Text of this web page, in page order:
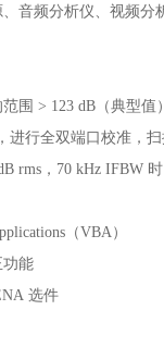
音频分析仪、视频分
围 > 123 dB（典型值）
进行全双端口校准，
rms，70 kHz IFBW 时
（VBA）
功能
选件